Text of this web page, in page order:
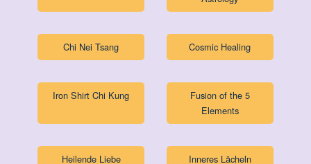
Chi Nei Tsang Cosmic Healing
Iron Shirt Chi Kung
Fusion of the 5
Elements
Heilende Liebe Inneres Lächeln